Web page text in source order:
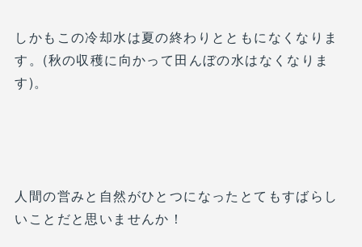
しかもこの冷却水は夏の終わりとともになくなりま
す。(秋の収穫に向かって田んぼの水はなくなりま
す)。
人間の営みと自然がひとつになったとてもすばらし
いことだと思いませんか！